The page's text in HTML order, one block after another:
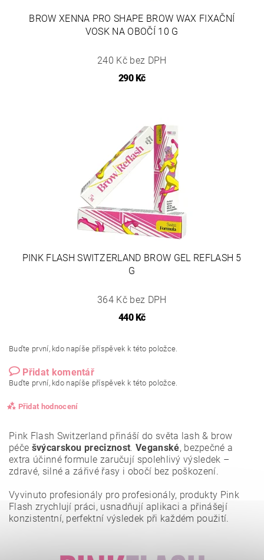
BROW XENNA PRO SHAPE BROW WAX FIXAČNÍ
VOSK NA OBOČÍ 10 G
240 Kč bez DPH
290 Kč
PINK FLASH SWITZERLAND BROW GEL REFLASH 5
G
364 Kč bez DPH
440 Kč
Buďte první, kdo napíše příspěvek k této položce.
Přidat komentář
Buďte první, kdo napíše příspěvek k této položce.
Přidat hodnocení
Pink Flash Switzerland přináší do světa lash & brow
péče švýcarskou preciznost. Veganské, bezpečné a
extra účinné formule zaručují spolehlivý výsledek –
zdravé, silné a zářivé řasy i obočí bez poškození.
Vyvinuto profesionály pro profesionály, produkty Pink
Flash zrychlují práci, usnadňují aplikaci a přinášejí
konzistentní, perfektní výsledek při každém použití.